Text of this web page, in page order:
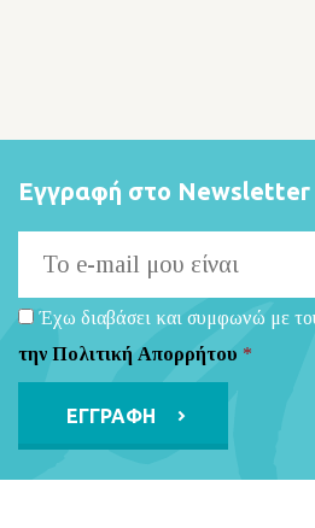
Εγγραφή στο Newsletter
Έχω διαβάσει και συμφωνώ με
την Πολιτική Απορρήτου *